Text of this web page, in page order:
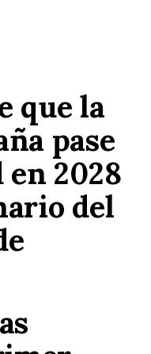
que la
pase
2028
del